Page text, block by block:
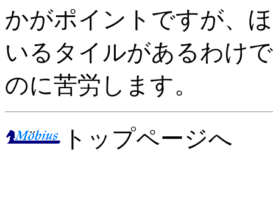
かがポイントですが、
いるタイルがあるわけ
のに苦労します。
トップページへ